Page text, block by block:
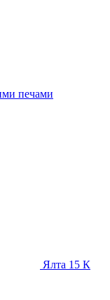
печами
Ялта 15 К